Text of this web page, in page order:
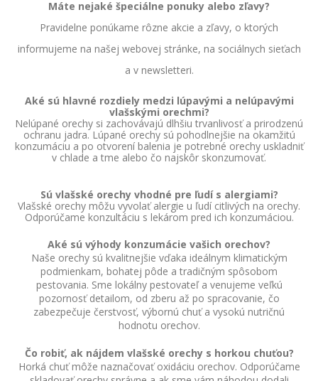
Máte nejaké špeciálne ponuky alebo zľavy?
Pravidelne ponúkame rôzne akcie a zľavy, o ktorých
informujeme na našej webovej stránke, na sociálnych sieťach
a v newsletteri.
Aké sú hlavné rozdiely medzi lúpavými a nelúpavými
vlašskými orechmi?
Nelúpané orechy si zachovávajú dlhšiu trvanlivosť a prirodzenú
ochranu jadra. Lúpané orechy sú pohodlnejšie na okamžitú
konzumáciu a po otvorení balenia je potrebné orechy uskladniť
v chlade a tme alebo čo najskôr skonzumovať.
Sú vlašské orechy vhodné pre ľudí s alergiami?
Vlašské orechy môžu vyvolať alergie u ľudí citlivých na orechy.
Odporúčame konzultáciu s lekárom pred ich konzumáciou.
Aké sú výhody konzumácie vašich orechov?
Naše orechy sú kvalitnejšie vďaka ideálnym klimatickým
podmienkam, bohatej pôde a tradičným spôsobom
pestovania. Sme lokálny pestovateľ a venujeme veľkú
pozornosť detailom, od zberu až po spracovanie, čo
zabezpečuje čerstvosť, výbornú chuť a vysokú nutričnú
hodnotu orechov.
Čo robiť, ak nájdem vlašské orechy s horkou chuťou?
Horká chuť môže naznačovať oxidáciu orechov. Odporúčame